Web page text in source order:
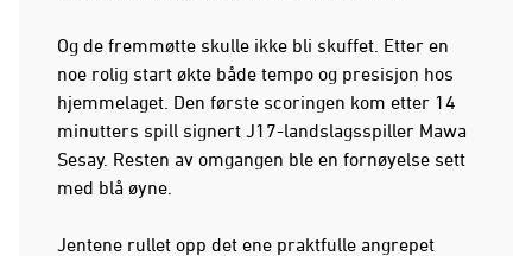
Og de fremmøtte skulle ikke bli skuffet. Etter en
noe rolig start økte både tempo og presisjon hos
hjemmelaget. Den første scoringen kom etter 14
minutters spill signert J17-landslagsspiller Mawa
Sesay. Resten av omgangen ble en fornøyelse sett
med blå øyne.
Jentene rullet opp det ene praktfulle angrepet